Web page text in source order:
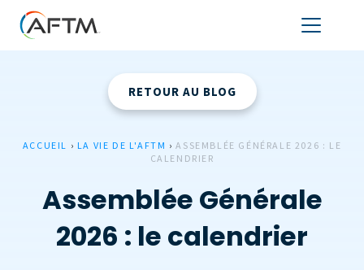
RETOUR AU BLOG
ACCUEIL › LA VIE DE L'AFTM ›ASSEMBLÉE GÉNÉRALE 2026 : LE
CALENDRIER
Assemblée Générale
2026 : le calendrier